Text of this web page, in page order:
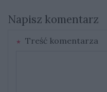
Napisz komentarz
Treść komentarza